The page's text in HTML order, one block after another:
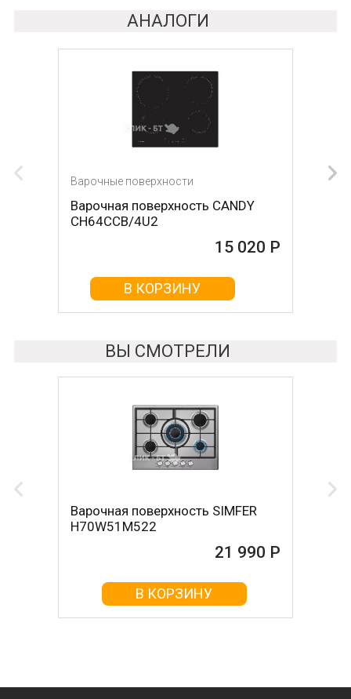
АНАЛОГИ
Варочные поверхности
Варочная поверхность CANDY
CH64CCB/4U2
15 020 Р
В КОРЗИНУ
Варочные поверхности
Варочная поверхность Fornelli PIA
60 INDUZIONE
15 020 Р
В КОРЗИНУ
ВЫ СМОТРЕЛИ
Варочная поверхность SIMFER
H70W51M522
21 990 Р
В КОРЗИНУ